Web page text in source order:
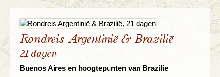
Rondreis Argentinië & Brazilië
21 dagen
Buenos Aires en hoogtepunten van Brazilie